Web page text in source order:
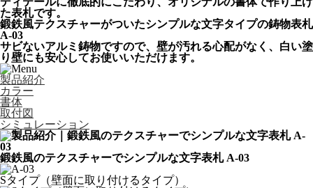
た表札です。
鍛鉄風テクスチャーがついたシンプルな文字タイプの鋳物表札
A-03
サビないアルミ鋳物ですので、壁が汚れる心配がなく、白い塗
り壁にも安心してお使いいただけます。
製品紹介
カラー
書体
取付図
シミュレーション
鍛鉄風のテクスチャーでシンプルな文字表札 A-03
Sタイプ（壁面に取り付けるタイプ）